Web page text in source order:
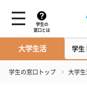
学生の
窓口とは
大学生活 学生
学生の窓口トップ 大学生